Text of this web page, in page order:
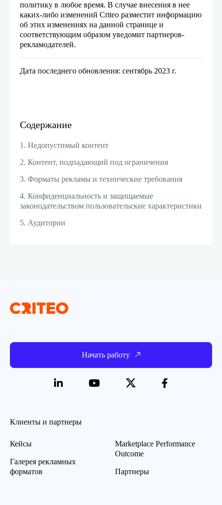
политику в любое время. В случае внесения в нее
каких-либо изменений Criteo разместит информацию
об этих изменениях на данной странице и
соответствующим образом уведомит партнеров-
рекламодателей.
Дата последнего обновления: сентябрь 2023 г.
Содержание
1. Недопустимый контент
2. Контент, подпадающий под ограничения
3. Форматы рекламы и технические требования
4. Конфиденциальность и защищаемые
законодательством пользовательские характеристики
5. Аудитории
Начать работу
Клиенты и партнеры
Кейсы
Галерея рекламных
форматов
Marketplace Performance
Outcome
Партнеры